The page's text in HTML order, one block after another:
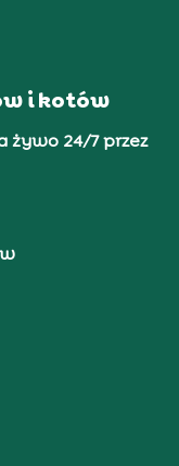
i kotów
żywo 24/7 przez